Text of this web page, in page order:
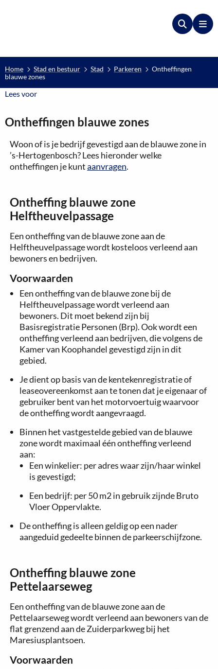
Zoeken
Home Stad en bestuur Stad Parkeren
Ontheffingen
blauwe zones
Lees voorLees voor
Ontheffingen blauwe zones
Woon of is je bedrijf gevestigd aan de blauwe zone in
’s-Hertogenbosch? Lees hieronder welke
ontheffingen je kuntaanvragen.
Ontheffing blauwe zone
Helftheuvelpassage
Een ontheffing van de blauwe zone aan de
Helftheuvelpassage wordt kosteloos verleend aan
bewoners en bedrijven.
Voorwaarden
Een ontheffing van de blauwe zone bij de
Helftheuvelpassage wordt verleend aan
bewoners. Dit moet bekend zijn bij
Basisregistratie Personen (Brp). Ook wordt een
ontheffing verleend aan bedrijven, die volgens de
Kamer van Koophandel gevestigd zijn in dit
gebied.
Je dient op basis van de kentekenregistratie of
leaseovereenkomst aan te tonen dat je eigenaar of
gebruiker bent van het motorvoertuig waarvoor
de ontheffing wordt aangevraagd.
Binnen het vastgestelde gebied van de blauwe
zone wordt maximaal één ontheffing verleend
aan:
Een winkelier: per adres waar zijn/haar winkel
is gevestigd;
Een bedrijf: per 50 m2 in gebruik zijnde Bruto
Vloer Oppervlakte.
De ontheffing is alleen geldig op een nader
aangeduid gedeelte binnen de parkeerschijfzone.
Ontheffing blauwe zone
Pettelaarseweg
Een ontheffing van de blauwe zone aan de
Pettelaarseweg wordt verleend aan bewoners van de
flat grenzend aan de Zuiderparkweg bij het
Maresiusplantsoen.
Voorwaarden